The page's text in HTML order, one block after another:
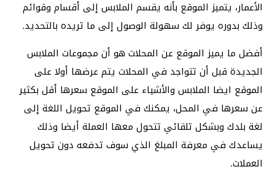
الأعمار، يتميز الموقع بأنه يقسم الملابس إلى أقسام وقوائم
وذلك بدوره يوفر لك سهولة الوصول إلى ما تريده بالتحديد.
أفضل ما يميز الموقع عن المحلات هو أن مجموعات الملابس
الجديدة قبل أن تتواجد في المحلات يتم عرضها أولا على
الموقع ايضا الملابس والأشياء على الموقع سعرها أقل بكثير
عن سعرها في المحل، يمكنك في الموقع تحويل اللغة إلى
لغة بلدك وبشكل تلقائي تتحول معها العملة أيضا وذلك
يساعدك في معرفة المبلغ الذي سوف تدفعه دون تحويل
العملات.